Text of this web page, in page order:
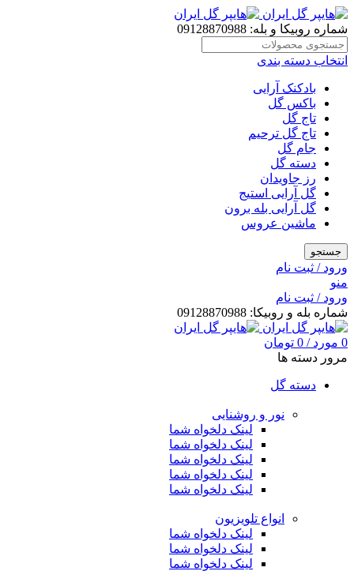
شماره روبیکا و بله: 09128870988
انتخاب دسته بندی
بادکنک آرایی
باکس گل
تاج گل
تاج گل ترحیم
جام گل
دسته گل
رز جاویدان
گل آرایی استیج
گل آرایی بله برون
ماشین عروس
جستجو
ورود / ثبت نام
منو
ورود / ثبت نام
شماره بله و روبیکا: 09128870988
0 مورد /
0 تومان
مرور دسته ها
دسته گل
نور و روشنایی
لینک دلخواه شما
لینک دلخواه شما
لینک دلخواه شما
لینک دلخواه شما
لینک دلخواه شما
انواع تلویزیون
لینک دلخواه شما
لینک دلخواه شما
لینک دلخواه شما